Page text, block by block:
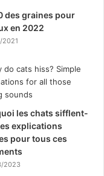
des graines pour
en 2022
2021
les chats sifflent-
explications
pour tous ces
2023